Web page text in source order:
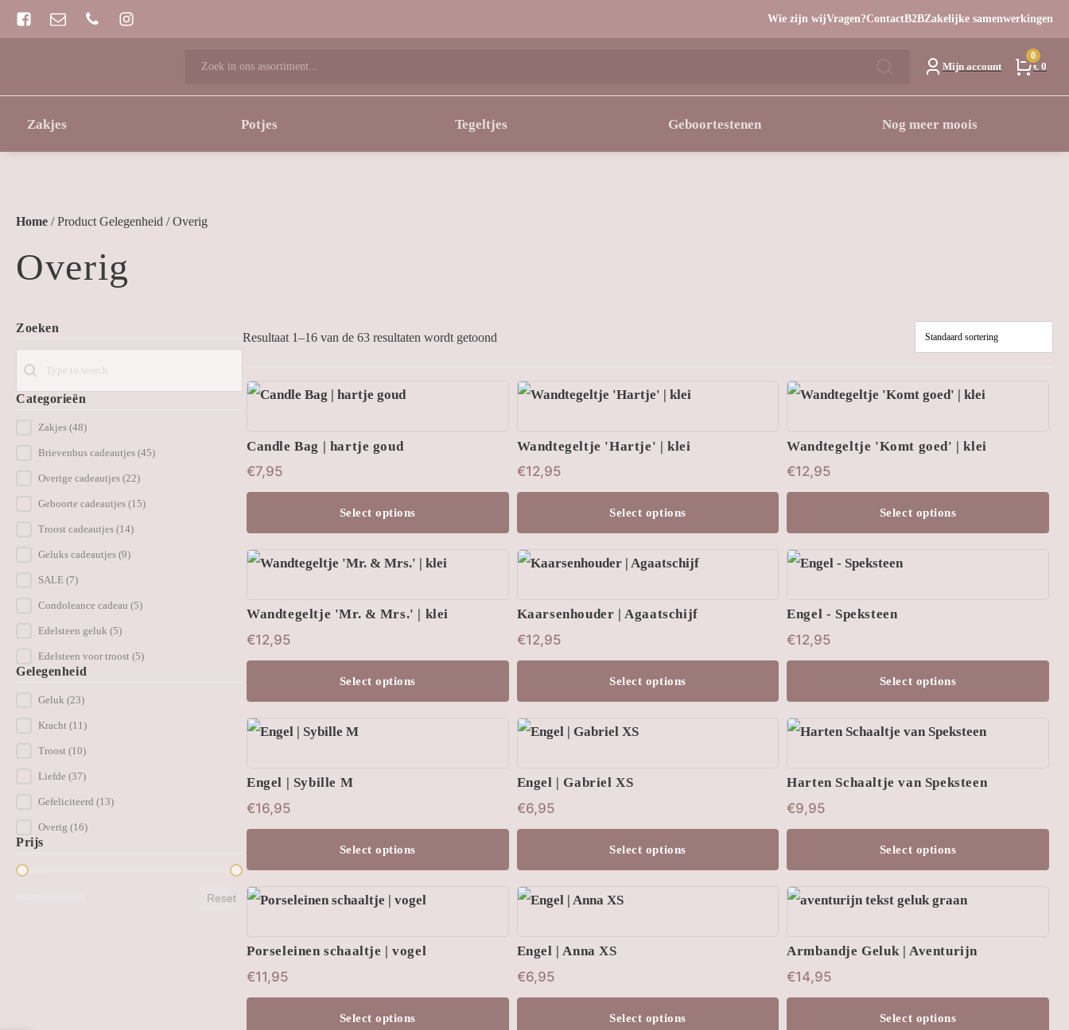
Wie zijn wijVragen?ContactB2BZakelijke samenwerkingen
Zoeken
Mijn account
0
€ 0
Zakjes Potjes Tegeltjes Geboortestenen Nog meer moois
Home / Product Gelegenheid / Overig
Overig
Zoeken
Search
Categorieën
Product Category Checkbox
Zakjes (48)
Brievenbus cadeautjes (45)
Overige cadeautjes (22)
Geboorte cadeautjes (15)
Troost cadeautjes (14)
Geluks cadeautjes (9)
SALE (7)
Condoleance cadeau (5)
Edelsteen geluk (5)
Edelsteen voor troost (5)
Gelegenheid
Gelegenheid filter
Geluk (23)
Kracht (11)
Troost (10)
Liefde (37)
Gefeliciteerd (13)
Overig (16)
Prijs
Price Range
Reset
Resultaat 1–16 van de 63 resultaten wordt getoond
Candle Bag | hartje goud
€7,95
Select options
Dit
heeft
meerdere
Deze
optie
gekozen
worden
op
productpagina
Wandtegeltje 'Hartje' | klei
€12,95
Select options
Wandtegeltje 'Komt goed' | klei
€12,95
Select options
Wandtegeltje 'Mr. & Mrs.' | klei
€12,95
Select options
Kaarsenhouder | Agaatschijf
€12,95
Select options
Engel - Speksteen
€12,95
Select options
Engel | Sybille M
€16,95
Select options
Engel | Gabriel XS
€6,95
Select options
Harten Schaaltje van Speksteen
€9,95
Select options
Porseleinen schaaltje | vogel
€11,95
Select options
Engel | Anna XS
€6,95
Select options
Armbandje Geluk | Aventurijn
€14,95
Select options
Dit
heeft
meerdere